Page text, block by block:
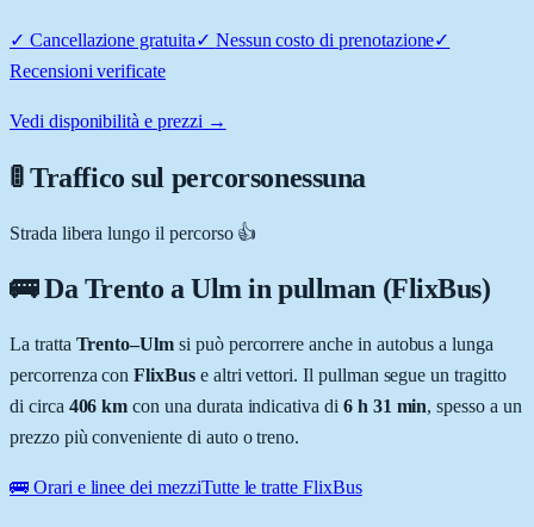
✓ Cancellazione gratuita✓ Nessun costo di prenotazione✓
Recensioni verificate
Vedi disponibilità e prezzi →
🚦 Traffico sul percorsonessuna
Strada libera lungo il percorso 👍
🚌 DaTrento aUlmin pullman (FlixBus)
La tratta Trento–Ulm si può percorrere anche in autobus a lunga
percorrenza conFlixBuse altri vettori. Il pullman segue un tragitto
di circa 406 km con una durata indicativa di 6 h 31 min, spesso a un
prezzo più conveniente di auto o treno.
🚌 Orari e linee dei mezziTutte le tratte FlixBus